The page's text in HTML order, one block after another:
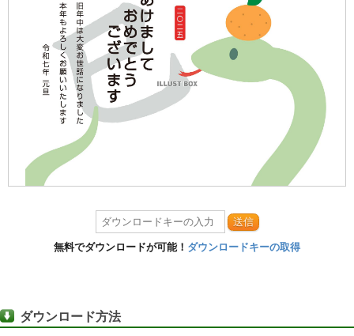
送信
無料でダウンロードが可能！ ダウンロードキーの取得
ダウンロード方法